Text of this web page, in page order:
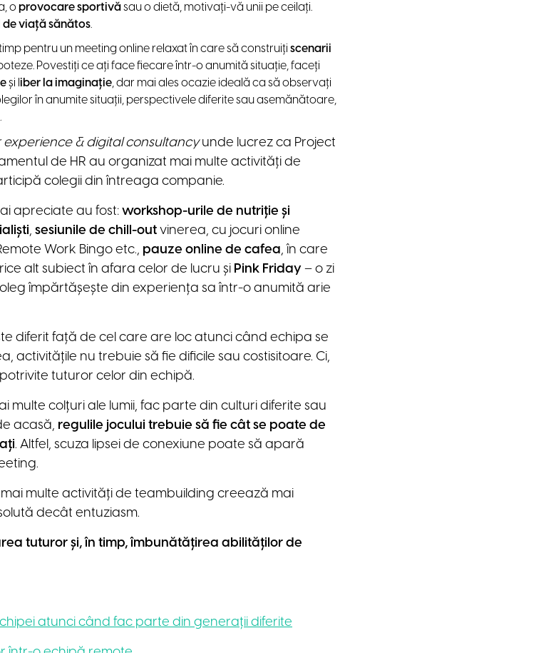
oprovocare sportivăsau o dietă, motivați-vă unii pe ceilați.
de viață sănătos.
pentru un meeting online relaxat în care să construiți scenarii
Povestiți ce ați face fiecare într-o anumită situație, faceți
și l iber la imaginație, dar mai ales ocazie ideală ca să observați
în anumite situații, perspectivele diferite sau asemănătoare,
experience & digital consultancyunde lucrez ca Project
de HR au organizat mai multe activități de
colegii din întreaga companie.
apreciate au fost: workshop-urile de nutriție și
, sesiunile de chill-out vinerea, cu jocuri online
Work Bingo etc., pauze online de cafea, în care
alt subiect în afara celor de lucru și Pink Friday – o zi
împărtășește din experiența sa într-o anumită arie
diferit față de cel care are loc atunci când echipa se
activitățile nu trebuie să fie dificile sau costisitoare. Ci,
tuturor celor din echipă.
multe colțuri ale lumii, fac parte din culturi diferite sau
acasă, regulile jocului trebuie să fie cât se poate de
. Altfel, scuza lipsei de conexiune poate să apară
multe activități de teambuilding creează mai
decât entuziasm.
tuturor și, în timp, îmbunătățirea abilităților de
atunci când fac parte din generații diferite